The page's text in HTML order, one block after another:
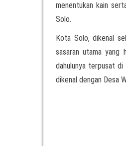
menentukan kain
Solo.
Kota Solo, dikenal
sasaran utama yang
dahulunya terpusat di
dikenal dengan Desa